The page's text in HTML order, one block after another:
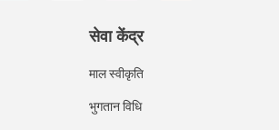
सेवा केंद्र
माल स्वीकृति
भुगतान विधि